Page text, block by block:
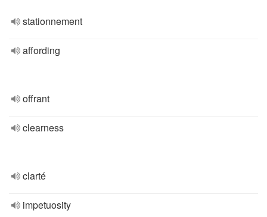
stationnement
affording
offrant
clearness
clarté
impetuosity